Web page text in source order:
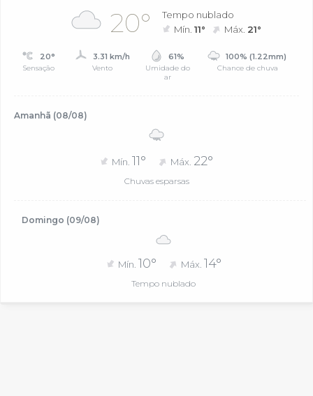
20°
Tempo nublado
Mín.11° Máx. 21°
20°
Sensação
3.31 km/h
Vento
61%
Umidade do
ar
100% (1.22mm)
Chance de chuva
Amanhã (08/08)
Mín. 11° Máx. 22°
Chuvas esparsas
Domingo (09/08)
Mín. 10° Máx. 14°
Tempo nublado